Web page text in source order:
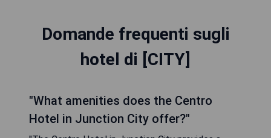
Domande frequenti sugli
hotel di [CITY]
"What amenities does the Centro
Hotel in Junction City offer?"